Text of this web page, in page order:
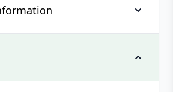
än.
recensera ”Gledopto
RGB+CCT, Zigbee”